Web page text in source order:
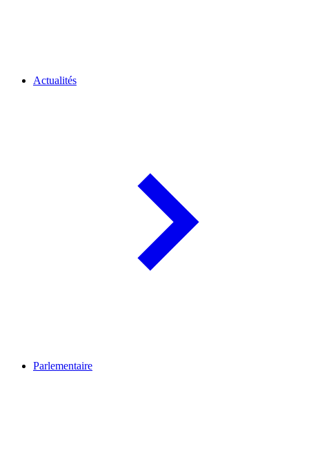
Actualités
Parlementaire